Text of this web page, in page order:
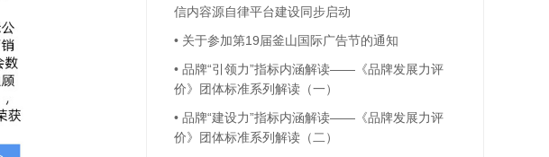
信内容源自律平台建设同步启动
• 关于参加第19届釜山国际广告节的通知
• 品牌“引领力”指标内涵解读——《品牌发展力评
价》团体标准系列解读（一）
• 品牌“建设力”指标内涵解读——《品牌发展力评
价》团体标准系列解读（二）